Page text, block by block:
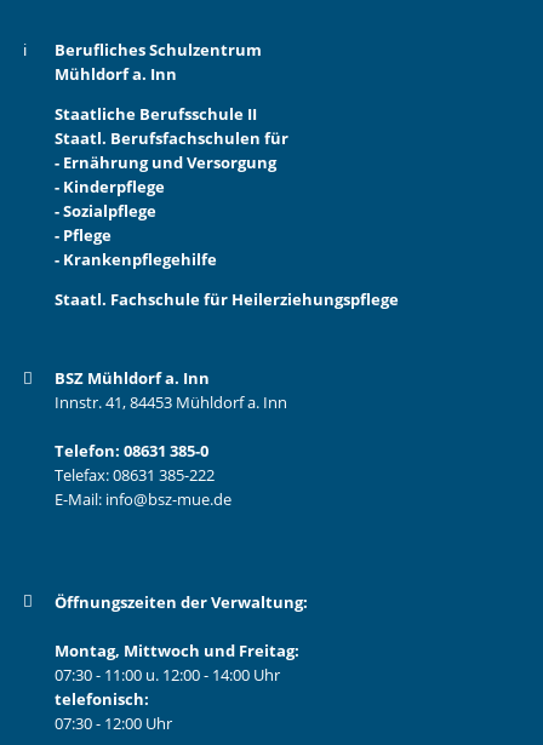
Berufliches Schulzentrum
Mühldorf a. Inn
Staatliche Berufsschule II
Staatl. Berufsfachschulen für
- Ernährung und Versorgung
- Kinderpflege
- Sozialpflege
- Pflege
- Krankenpflegehilfe
Staatl. Fachschule für Heilerziehungspflege
BSZ Mühldorf a. Inn
Innstr. 41, 84453 Mühldorf a. Inn
Telefon: 08631 385-0
Telefax: 08631 385-222
E-Mail: info@bsz-mue.de
Öffnungszeiten der Verwaltung:
Montag, Mittwoch und Freitag:
07:30 - 11:00 u. 12:00 - 14:00 Uhr
telefonisch:
07:30 - 12:00 Uhr